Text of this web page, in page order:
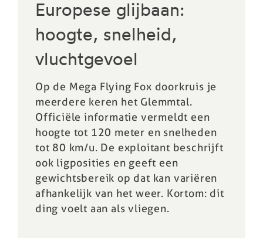
Europese glijbaan:
hoogte, snelheid,
vluchtgevoel
Op de Mega Flying Fox doorkruis je
meerdere keren het Glemmtal.
Officiële informatie vermeldt een
hoogte tot 120 meter en snelheden
tot 80 km/u. De exploitant beschrijft
ook ligposities en geeft een
gewichtsbereik op dat kan variëren
afhankelijk van het weer. Kortom: dit
ding voelt aan als vliegen.